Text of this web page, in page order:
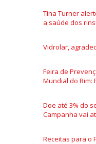
Tina Turner
a saúde dos rins!
Vidrolar,
Feira de
Mundial do Rim:
Doe até 3% do
Campanha vai
Receitas para o